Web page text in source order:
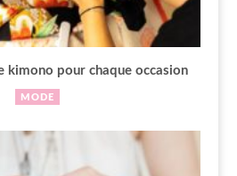
kimono pour chaque occasion
MODE